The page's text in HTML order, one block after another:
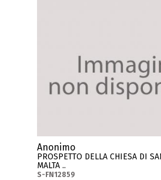
Anonimo
PROSPETTO DELLA CHIESA DI
MALTA ..
S-FN12859